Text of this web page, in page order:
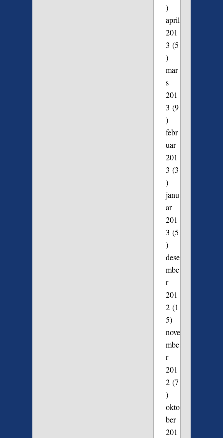
)
april
201
3 (5
)
mar
s
201
3 (9
)
febr
uar
201
3 (3
)
janu
ar
201
3 (5
)
dese
mbe
r
201
2(1
5)
nove
mbe
r
201
2(7
)
okto
ber
201